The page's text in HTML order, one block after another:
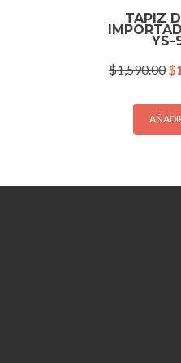
TAPIZ
YS-
$1,590.00 $